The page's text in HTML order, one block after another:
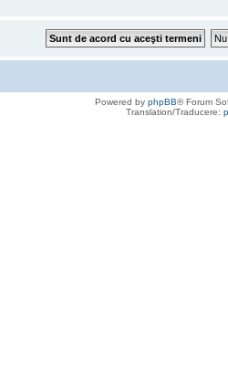
Powered by phpBB® Forum
Translation/Traducere: